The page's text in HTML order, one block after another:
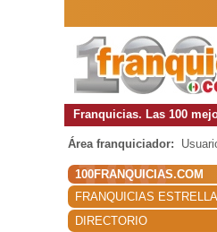
Franquicias. Las 100
Área franquiciador:
100FRANQUICIAS.COM
FRANQUICIAS ESTRELLA
DIRECTORIO